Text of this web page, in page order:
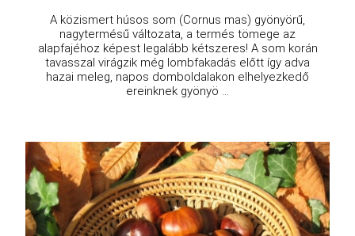
A közismert húsos som (Cornus mas) gyönyörű,
nagytermésű változata, a termés tömege az
alapfajéhoz képest legalább kétszeres! A som korán
tavasszal virágzik még lombfakadás előtt így adva
hazai meleg, napos domboldalakon elhelyezkedő
ereinknek gyönyö ...